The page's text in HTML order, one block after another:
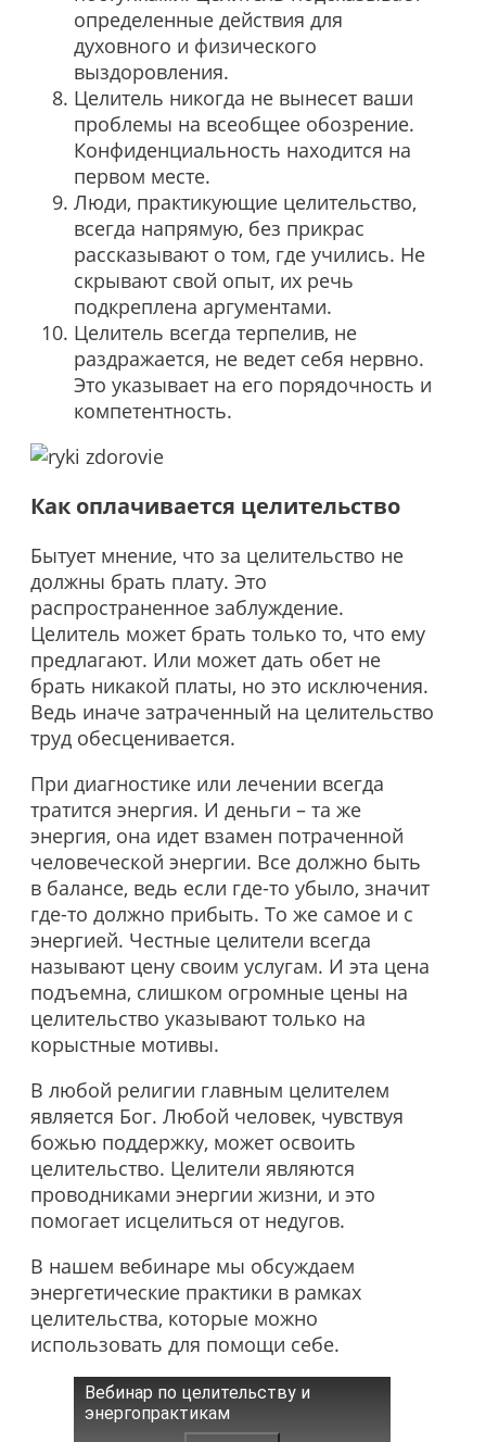
определенные действия для
духовного и физического
выздоровления.
Целитель никогда не вынесет ваши
проблемы на всеобщее обозрение.
Конфиденциальность находится на
первом месте.
Люди, практикующие целительство,
всегда напрямую, без прикрас
рассказывают о том, где учились. Не
скрывают свой опыт, их речь
подкреплена аргументами.
Целитель всегда терпелив, не
раздражается, не ведет себя нервно.
Это указывает на его порядочность и
компетентность.
Как оплачивается целительство
Бытует мнение, что за целительство не
должны брать плату. Это
распространенное заблуждение.
Целитель может брать только то, что ему
предлагают. Или может дать обет не
брать никакой платы, но это исключения.
Ведь иначе затраченный на целительство
труд обесценивается.
При диагностике или лечении всегда
тратится энергия. И деньги – та же
энергия, она идет взамен потраченной
человеческой энергии. Все должно быть
в балансе, ведь если где-то убыло, значит
где-то должно прибыть. То же самое и с
энергией. Честные целители всегда
называют цену своим услугам. И эта цена
подъемна, слишком огромные цены на
целительство указывают только на
корыстные мотивы.
В любой религии главным целителем
является Бог. Любой человек, чувствуя
божью поддержку, может освоить
целительство. Целители являются
проводниками энергии жизни, и это
помогает исцелиться от недугов.
В нашем вебинаре мы обсуждаем
энергетические практики в рамках
целительства, которые можно
использовать для помощи себе.
Вебинар по целительству и
энергопрактикам